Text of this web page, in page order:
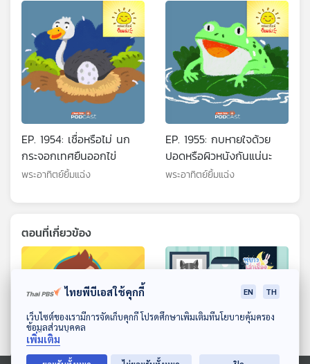
ดาวน์โหลด Thai PBS Podcast Application
EP. 1954: เชื่อหรือไม่ นก
กระจอกเทศยืนออกไข่
พระอาทิตย์ยิ้มแฉ่ง
EP. 1955: กบหายใจด้วย
ปอดหรือผิวหนังกันแน่นะ
พระอาทิตย์ยิ้มแฉ่ง
ตอนที่เกี่ยวข้อง
ไทยพีบีเอสใช้คุกกี้ EN TH
เว็บไซต์ของเรามีการจัดเก็บคุกกี้ โปรดศึกษาเพิ่มเติมที่นโยบายคุ้มครอง
ข้อมูลส่วนบุคคล
เพิ่มเติม